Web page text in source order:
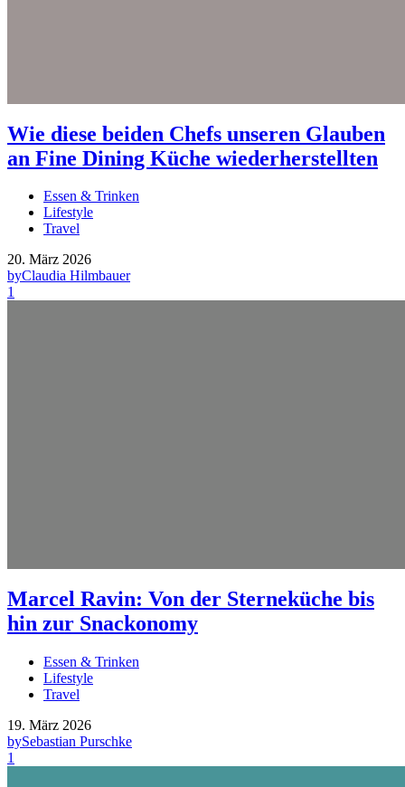
Wie diese beiden Chefs unseren Glauben
an Fine Dining Küche wiederherstellten
Essen & Trinken
Lifestyle
Travel
20. März 2026
byClaudia Hilmbauer
1
Marcel Ravin: Von der Sterneküche bis
hin zur Snackonomy
Essen & Trinken
Lifestyle
Travel
19. März 2026
bySebastian Purschke
1